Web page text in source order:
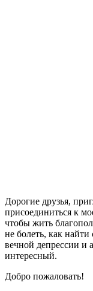
Дорогие друзья,
присоединиться к
чтобы жить
не болеть, как
вечной депрессии и
интересный.
Добро пожаловать!